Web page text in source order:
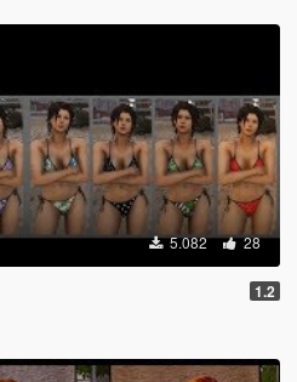
5.082 28
1.2